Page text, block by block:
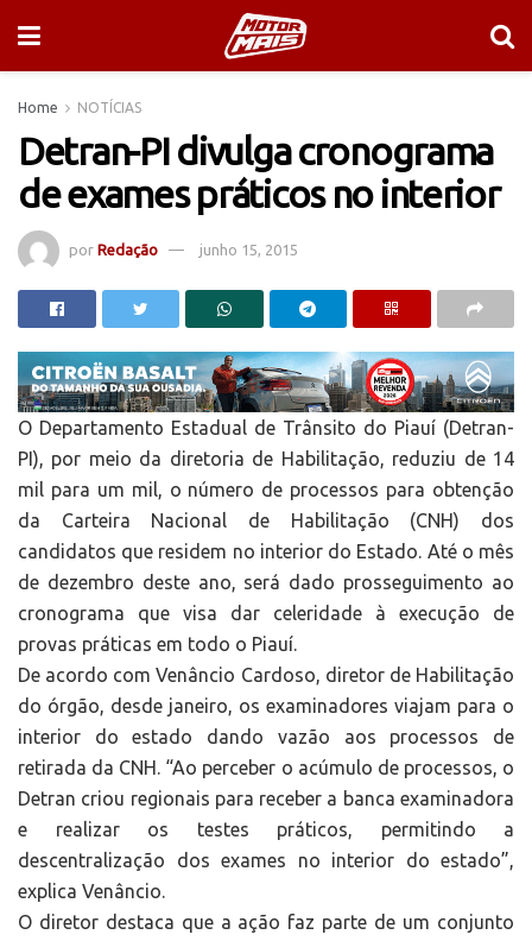
Home NOTÍCIAS
Detran-PI divulga cronograma
de exames práticos no interior
por Redação junho 15, 2015
O Departamento Estadual de Trânsito do Piauí (Detran-
PI), por meio da diretoria de Habilitação, reduziu de 14
mil para um mil, o número de processos para obtenção
da Carteira Nacional de Habilitação (CNH) dos
candidatos que residem no interior do Estado. Até o mês
de dezembro deste ano, será dado prosseguimento ao
cronograma que visa dar celeridade à execução de
provas práticas em todo o Piauí.
De acordo com Venâncio Cardoso, diretor de Habilitação
do órgão, desde janeiro, os examinadores viajam para o
interior do estado dando vazão aos processos de
retirada da CNH. “Ao perceber o acúmulo de processos, o
Detran criou regionais para receber a banca examinadora
e realizar os testes práticos, permitindo a
descentralização dos exames no interior do estado”,
explica Venâncio.
O diretor destaca que a ação faz parte de um conjunto